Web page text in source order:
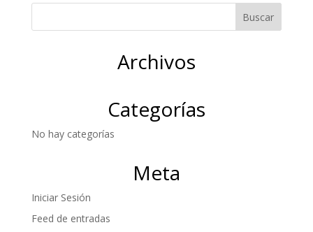
Archivos
Categorías
No hay categorías
Meta
Iniciar Sesión
Feed de entradas